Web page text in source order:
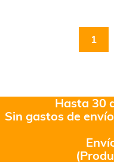
1
Hasta 30
Sin gastos de